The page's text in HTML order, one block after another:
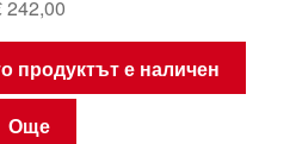
242,00
продуктът е наличен
Още